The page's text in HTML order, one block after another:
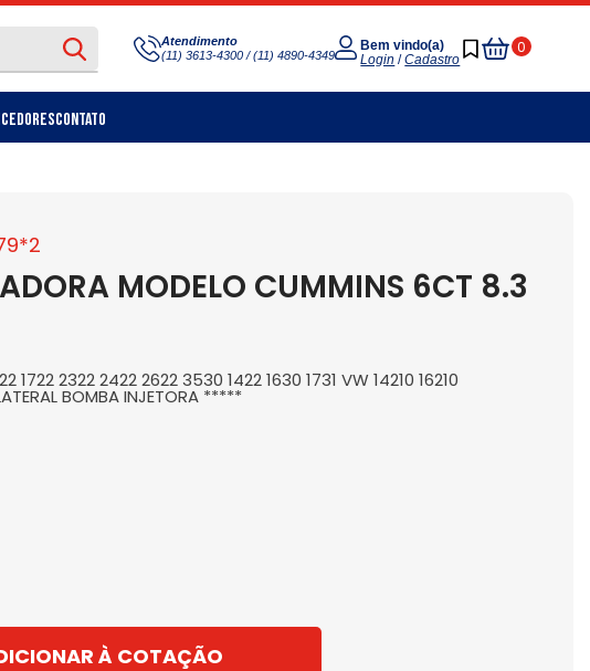
Atendimento
(11) 3613-4300 / (11) 4890-4349
Bem vindo(a)
Login /Cadastro
0
Meu
Carrinho
Contato
MODELO CUMMINS 6CT 8.3
1722 2322 2422 2622 3530 1422 1630 1731 VW 14210 16210
BOMBA INJETORA *****
À COTAÇÃO